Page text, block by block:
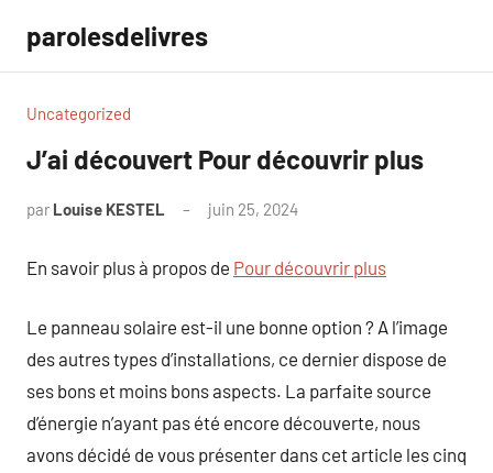
contenu
parolesdelivres
Uncategorized
J’ai découvert Pour découvrir plus
par Louise KESTEL juin 25, 2024
En savoir plus à propos de Pour découvrir plus
Le panneau solaire est-il une bonne option ? A l’image
des autres types d’installations, ce dernier dispose de
ses bons et moins bons aspects. La parfaite source
d’énergie n’ayant pas été encore découverte, nous
avons décidé de vous présenter dans cet article les cinq